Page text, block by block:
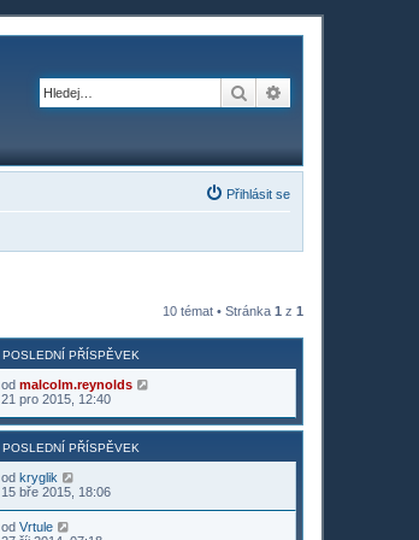
Hledat
Přihlásit se
10 témat • Stránka 1 z 1
POSLEDNÍ PŘÍSPĚVEK
od malcolm.reynolds
21 pro 2015, 12:40
POSLEDNÍ PŘÍSPĚVEK
od kryglik
15 bře 2015, 18:06
od Vrtule